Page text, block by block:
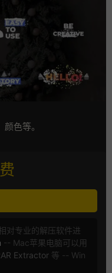
色等。
对专业的解压软件进
-- Mac苹果电脑可以用
Extractor 等 -- Win